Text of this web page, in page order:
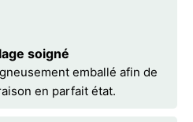
soigné
emballé afin de
en parfait état.